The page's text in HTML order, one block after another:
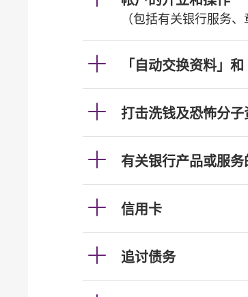
（包括有关银行服务
「自动交换资料」
打击洗钱及恐怖分子
有关银行产品或服务
信用卡
追讨债务